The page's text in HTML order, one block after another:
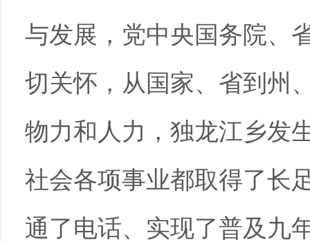
与发展，党中央国务院、
切关怀，从国家、省到州
物力和人力，独龙江乡发
社会各项事业都取得了长
通了电话、实现了普及九